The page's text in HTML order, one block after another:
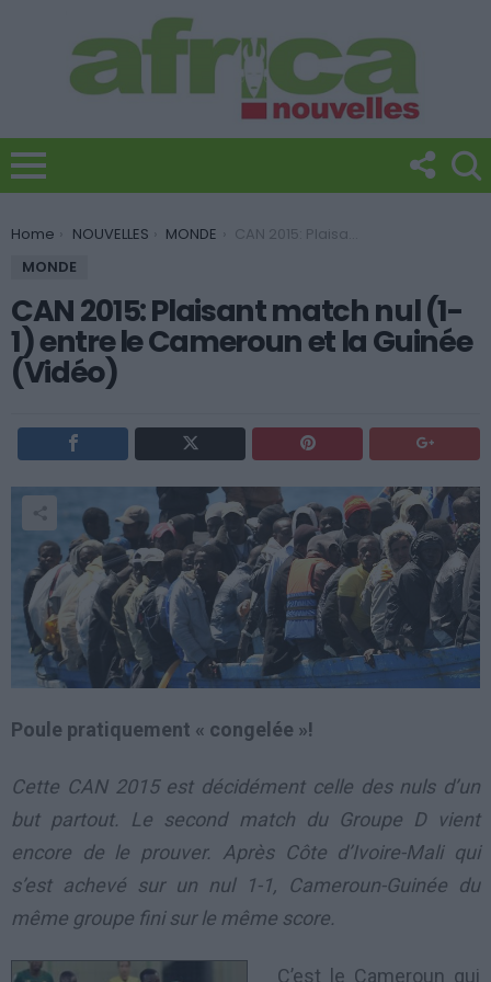
You are here:
Home NOUVELLES MONDE
CAN 2015: Plaisant match nul (1-1) entre le Cameroun et la Guinée (Vidéo)
MONDE
CAN 2015: Plaisant match nul (1-
1) entre le Cameroun et la Guinée
(Vidéo)
Poule pratiquement « congelée »!
Cette CAN 2015 est décidément celle des nuls d’un
but partout. Le second match du Groupe D vient
encore de le prouver. Après Côte d’Ivoire-Mali qui
s’est achevé sur un nul 1-1, Cameroun-Guinée du
même groupe fini sur le même score.
C’est le Cameroun qui